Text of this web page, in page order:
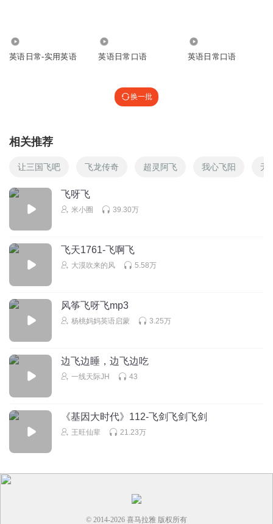
英语日常-实用英语 英语日常口语 英语日常口语
换一批
相关推荐
让三国飞吧 飞龙传奇 超灵阿飞 我心飞阳 无
飞呀飞
米小圈 39.30万
飞天1761-飞啊飞
大漠吹来的风 5.58万
风筝飞呀飞mp3
杨桃妈妈英语启蒙 3.25万
边飞边睡，边飞边吃
一线天际JH 43
《基因大时代》112-飞剑飞剑飞剑
王旺仙辈 21.23万
© 2014-2026 喜马拉雅 版权所有